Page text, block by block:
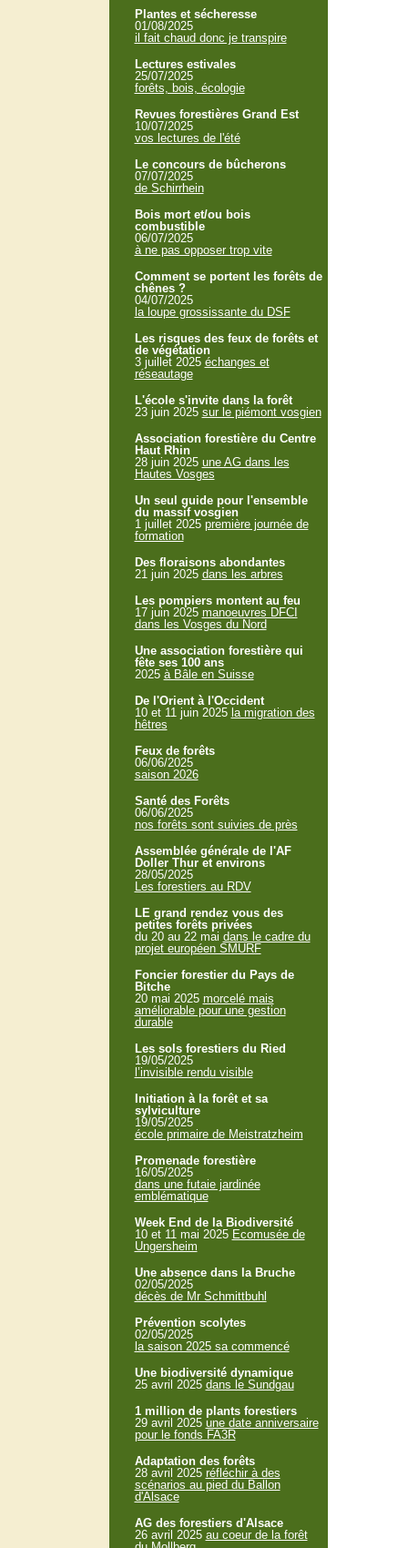
Plantes et sécheresse
01/08/2025
il fait chaud donc je transpire
Lectures estivales
25/07/2025
forêts, bois, écologie
Revues forestières Grand Est
10/07/2025
vos lectures de l'été
Le concours de bûcherons
07/07/2025
de Schirrhein
Bois mort et/ou bois
combustible
06/07/2025
à ne pas opposer trop vite
Comment se portent les forêts de
chênes ?
04/07/2025
la loupe grossissante du DSF
Les risques des feux de forêts et
de végétation
3 juillet 2025 échanges et
réseautage
L'école s'invite dans la forêt
23 juin 2025 sur le piémont vosgien
Association forestière du Centre
Haut Rhin
28 juin 2025 une AG dans les
Hautes Vosges
Un seul guide pour l'ensemble
du massif vosgien
1 juillet 2025 première journée de
formation
Des floraisons abondantes
21 juin 2025 dans les arbres
Les pompiers montent au feu
17 juin 2025 manoeuvres DFCI
dans les Vosges du Nord
Une association forestière qui
fête ses 100 ans
2025 à Bâle en Suisse
De l'Orient à l'Occident
10 et 11 juin 2025 la migration des
hêtres
Feux de forêts
06/06/2025
saison 2026
Santé des Forêts
06/06/2025
nos forêts sont suivies de près
Assemblée générale de l'AF
Doller Thur et environs
28/05/2025
Les forestiers au RDV
LE grand rendez vous des
petites forêts privées
du 20 au 22 mai dans le cadre du
projet européen SMURF
Foncier forestier du Pays de
Bitche
20 mai 2025 morcelé mais
améliorable pour une gestion
durable
Les sols forestiers du Ried
19/05/2025
l’invisible rendu visible
Initiation à la forêt et sa
sylviculture
19/05/2025
école primaire de Meistratzheim
Promenade forestière
16/05/2025
dans une futaie jardinée
emblématique
Week End de la Biodiversité
10 et 11 mai 2025 Ecomusée de
Ungersheim
Une absence dans la Bruche
02/05/2025
décès de Mr Schmittbuhl
Prévention scolytes
02/05/2025
la saison 2025 sa commencé
Une biodiversité dynamique
25 avril 2025 dans le Sundgau
1 million de plants forestiers
29 avril 2025 une date anniversaire
pour le fonds FA3R
Adaptation des forêts
28 avril 2025 réfléchir à des
scénarios au pied du Ballon
d'Alsace
AG des forestiers d'Alsace
26 avril 2025 au coeur de la forêt